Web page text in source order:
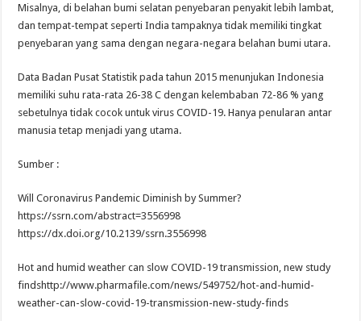
Misalnya, di belahan bumi selatan penyebaran penyakit lebih lambat,
dan tempat-tempat seperti India tampaknya tidak memiliki tingkat
penyebaran yang sama dengan negara-negara belahan bumi utara.
Data Badan Pusat Statistik pada tahun 2015 menunjukan Indonesia
memiliki suhu rata-rata 26-38 C dengan kelembaban 72-86 % yang
sebetulnya tidak cocok untuk virus COVID-19. Hanya penularan antar
manusia tetap menjadi yang utama.
Sumber :
Will Coronavirus Pandemic Diminish by Summer?
https://ssrn.com/abstract=3556998
https://dx.doi.org/10.2139/ssrn.3556998
Hot and humid weather can slow COVID-19 transmission, new study
findshttp://www.pharmafile.com/news/549752/hot-and-humid-
weather-can-slow-covid-19-transmission-new-study-finds